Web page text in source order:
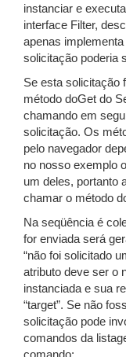
instanciar e
interface Filter,
apenas
solicitação poderia
Se esta solicitação
método doGet do
chamando em
solicitação. Os
pelo navegador
no nosso exemplo
um deles, portanto
chamar o método
Na seqüência é
for enviada será
“não foi solicitado
atributo deve ser o
instanciada e sua
“target”. Se não
solicitação pode
comandos da